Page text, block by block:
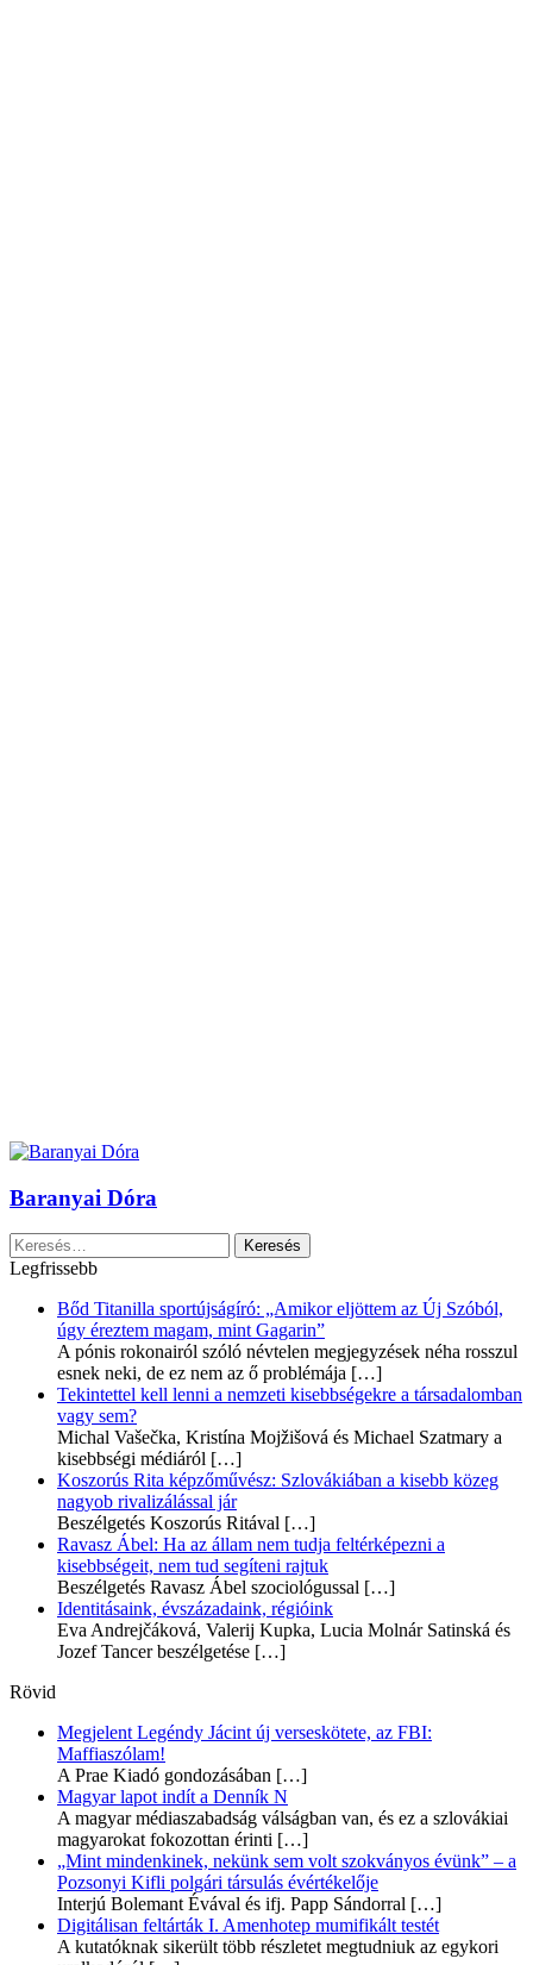
Baranyai Dóra
Keresés:
Legfrissebb
Bőd Titanilla sportújságíró: „Amikor eljöttem az Új Szóból,
úgy éreztem magam, mint Gagarin”
A pónis rokonairól szóló névtelen megjegyzések néha rosszul
esnek neki, de ez nem az ő problémája […]
Tekintettel kell lenni a nemzeti kisebbségekre a társadalomban
vagy sem?
Michal Vašečka, Kristína Mojžišová és Michael Szatmary a
kisebbségi médiáról […]
Koszorús Rita képzőművész: Szlovákiában a kisebb közeg
nagyob rivalizálással jár
Beszélgetés Koszorús Ritával […]
Ravasz Ábel: Ha az állam nem tudja feltérképezni a
kisebbségeit, nem tud segíteni rajtuk
Beszélgetés Ravasz Ábel szociológussal […]
Identitásaink, évszázadaink, régióink
Eva Andrejčáková, Valerij Kupka, Lucia Molnár Satinská és
Jozef Tancer beszélgetése […]
Rövid
Megjelent Legéndy Jácint új verseskötete, az FBI:
Maffiaszólam!
A Prae Kiadó gondozásában […]
Magyar lapot indít a Denník N
A magyar médiaszabadság válságban van, és ez a szlovákiai
magyarokat fokozottan érinti […]
„Mint mindenkinek, nekünk sem volt szokványos évünk” – a
Pozsonyi Kifli polgári társulás évértékelője
Interjú Bolemant Évával és ifj. Papp Sándorral […]
Digitálisan feltárták I. Amenhotep mumifikált testét
A kutatóknak sikerült több részletet megtudniuk az egykori